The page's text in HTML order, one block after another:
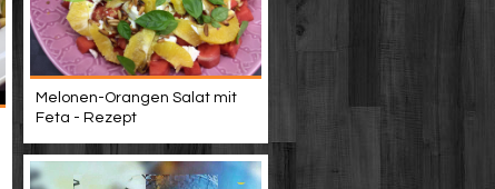
Melonen-Orangen Salat mit
Feta - Rezept